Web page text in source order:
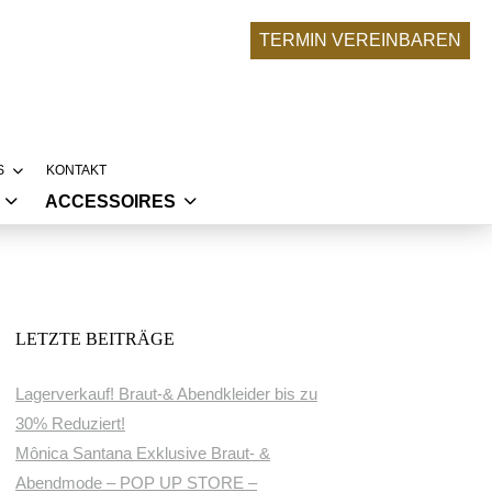
TERMIN VEREINBAREN
UPDATE
KONTAKT
ACCESSOIRES
LETZTE BEITRÄGE
Lagerverkauf! Braut-& Abendkleider bis zu
30% Reduziert!
Mônica Santana Exklusive Braut- &
Abendmode – POP UP STORE –